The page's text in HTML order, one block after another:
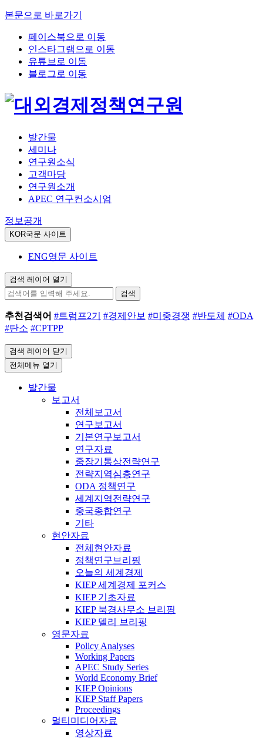
본문으로 바로가기
페이스북으로 이동
인스타그램으로 이동
유튜브로 이동
블로그로 이동
발간물
세미나
연구원소식
고객마당
연구원소개
APEC 연구컨소시엄
정보공개
KOR국문 사이트
ENG영문 사이트
검색 레이어 열기
검색
추천검색어 #트럼프2기 #경제안보 #미중경쟁 #반도체 #ODA
#탄소 #CPTPP
검색 레이어 닫기
전체메뉴 열기
발간물
보고서
전체보고서
연구보고서
기본연구보고서
연구자료
중장기통상전략연구
전략지역심층연구
ODA 정책연구
세계지역전략연구
중국종합연구
기타
현안자료
전체현안자료
정책연구브리핑
오늘의 세계경제
KIEP 세계경제 포커스
KIEP 기초자료
KIEP 북경사무소 브리핑
KIEP 델리 브리핑
영문자료
Policy Analyses
Working Papers
APEC Study Series
World Economy Brief
KIEP Opinions
KIEP Staff Papers
Proceedings
멀티미디어자료
영상자료